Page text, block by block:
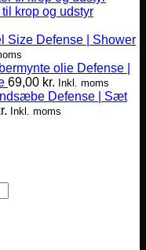
krop og udstyr
Defense | Shower
Defense |
69,00 kr. Inkl. moms
Defense | Sæt
Inkl. moms